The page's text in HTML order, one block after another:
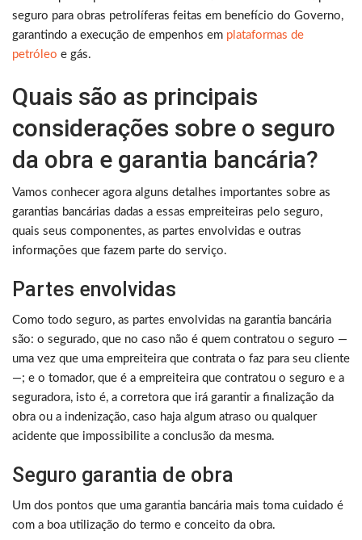
seguro para obras petrolíferas feitas em benefício do Governo,
garantindo a execução de empenhos em plataformas de
petróleo e gás.
Quais são as principais
considerações sobre o seguro
da obra e garantia bancária?
Vamos conhecer agora alguns detalhes importantes sobre as
garantias bancárias dadas a essas empreiteiras pelo seguro,
quais seus componentes, as partes envolvidas e outras
informações que fazem parte do serviço.
Partes envolvidas
Como todo seguro, as partes envolvidas na garantia bancária
são: o segurado, que no caso não é quem contratou o seguro —
uma vez que uma empreiteira que contrata o faz para seu cliente
—; e o tomador, que é a empreiteira que contratou o seguro e a
seguradora, isto é, a corretora que irá garantir a finalização da
obra ou a indenização, caso haja algum atraso ou qualquer
acidente que impossibilite a conclusão da mesma.
Seguro garantia de obra
Um dos pontos que uma garantia bancária mais toma cuidado é
com a boa utilização do termo e conceito da obra.